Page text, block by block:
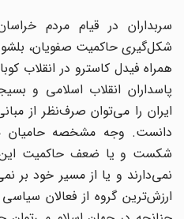
سربداران در قیام مردم خراسان
شکل‌گیری حاکمیت صفویان،
همراه فیدل کاسترو در انقلاب
پاسداران انقلاب اسلامی و
ایران را می‌توان صرفنظر از
دانست. وجه مشخصه حامیان
شکست و یا ضعف حاکمیت این
نمی‌دارند و یا از مسیر خود بر
ارزش‌ترین گروه از فعالان